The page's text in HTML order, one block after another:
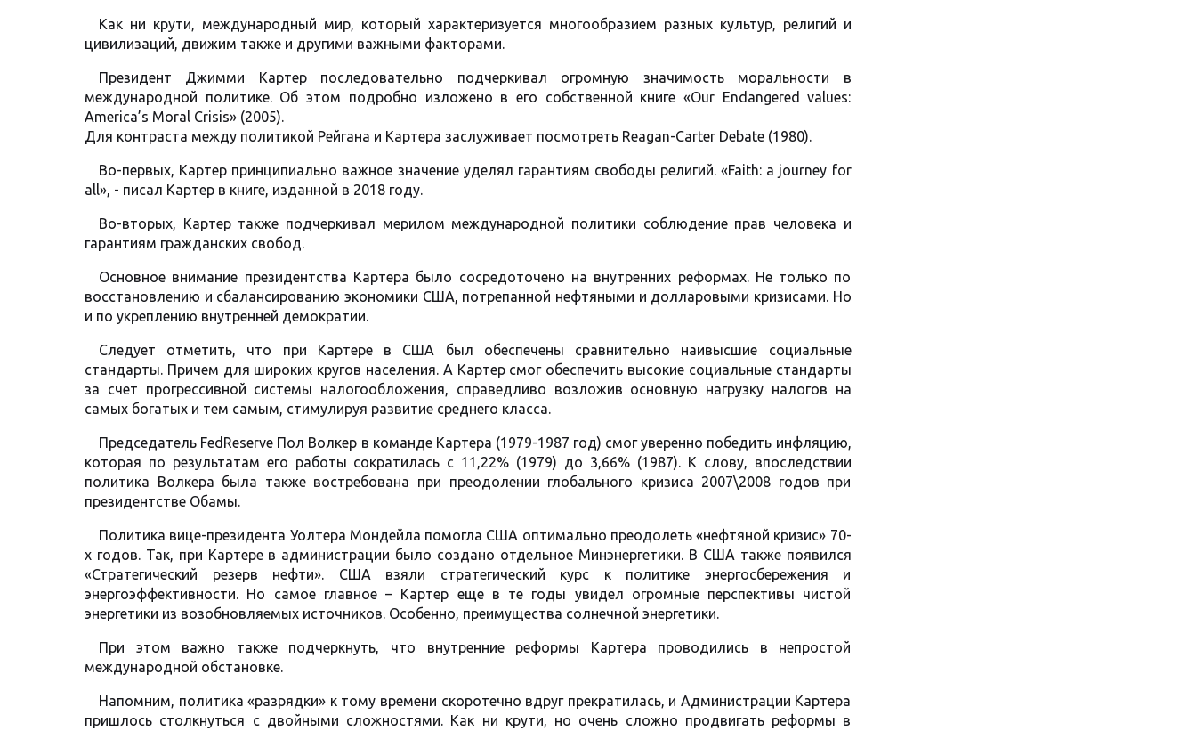
Как ни крути, международный мир, который характеризуется многообразием разных культур, религий и
цивилизаций, движим также и другими важными факторами.
Президент Джимми Картер последовательно подчеркивал огромную значимость моральности в
международной политике. Об этом подробно изложено в его собственной книге «Our Endangered values:
America’s Moral Crisis» (2005).
Для контраста между политикой Рейгана и Картера заслуживает посмотреть Reagan-Carter Debate (1980).
Во-первых, Картер принципиально важное значение уделял гарантиям свободы религий. «Faith: a journey for
all», - писал Картер в книге, изданной в 2018 году.
Во-вторых, Картер также подчеркивал мерилом международной политики соблюдение прав человека и
гарантиям гражданских свобод.
Основное внимание президентства Картера было сосредоточено на внутренних реформах. Не только по
восстановлению и сбалансированию экономики США, потрепанной нефтяными и долларовыми кризисами. Но
и по укреплению внутренней демократии.
Следует отметить, что при Картере в США был обеспечены сравнительно наивысшие социальные
стандарты. Причем для широких кругов населения. А Картер смог обеспечить высокие социальные стандарты
за счет прогрессивной системы налогообложения, справедливо возложив основную нагрузку налогов на
самых богатых и тем самым, стимулируя развитие среднего класса.
Председатель FedReserve Пол Волкер в команде Картера (1979-1987 год) смог уверенно победить инфляцию,
которая по результатам его работы сократилась с 11,22% (1979) до 3,66% (1987). К слову, впоследствии
политика Волкера была также востребована при преодолении глобального кризиса 2007\2008 годов при
президентстве Обамы.
Политика вице-президента Уолтера Мондейла помогла США оптимально преодолеть «нефтяной кризис» 70-
х годов. Так, при Картере в администрации было создано отдельное Минэнергетики. В США также появился
«Стратегический резерв нефти». США взяли стратегический курс к политике энергосбережения и
энергоэффективности. Но самое главное – Картер еще в те годы увидел огромные перспективы чистой
энергетики из возобновляемых источников. Особенно, преимущества солнечной энергетики.
При этом важно также подчеркнуть, что внутренние реформы Картера проводились в непростой
международной обстановке.
Напомним, политика «разрядки» к тому времени скоротечно вдруг прекратилась, и Администрации Картера
пришлось столкнуться с двойными сложностями. Как ни крути, но очень сложно продвигать реформы в